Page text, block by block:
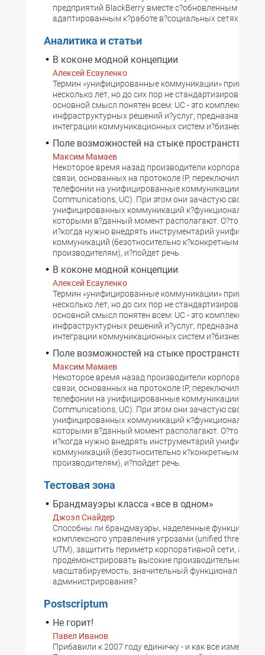
предприятий BlackBerry вместе с?обновленным
адаптированным к?работе в?социальных сетях.
Аналитика и статьи
В коконе модной концепции
Алексей Есауленко
Термин «унифицированные коммуникации»
несколько лет, но до сих пор не стандартизирован.
основной смысл понятен всем: UC - это комплекс
инфраструктурных решений и?услуг,
интеграции коммуникационных систем и?бизнес-
Поле возможностей на стыке пространств
Максим Мамаев
Некоторое время назад производители
связи, основанных на протоколе IP, переключили
телефонии на унифицированные коммуникации
Communications, UC). При этом они зачастую сводят
унифицированных коммуникаций к?функционалу
которыми в?данный момент располагают. О?том,
и?когда нужно внедрять инструментарий
коммуникаций (безотносительно к?конкретным
производителям), и?пойдет речь.
В коконе модной концепции
Алексей Есауленко
Термин «унифицированные коммуникации»
несколько лет, но до сих пор не стандартизирован.
основной смысл понятен всем: UC - это комплекс
инфраструктурных решений и?услуг,
интеграции коммуникационных систем и?бизнес-
Поле возможностей на стыке пространств
Максим Мамаев
Некоторое время назад производители
связи, основанных на протоколе IP, переключили
телефонии на унифицированные коммуникации
Communications, UC). При этом они зачастую сводят
унифицированных коммуникаций к?функционалу
которыми в?данный момент располагают. О?том,
и?когда нужно внедрять инструментарий
коммуникаций (безотносительно к?конкретным
производителям), и?пойдет речь.
Тестовая зона
Брандмауэры класса «все в одном»
Джоэл Снайдер
Способны ли брандмауэры, наделенные функциями
комплексного управления угрозами (unified threat-
UTM), защитить периметр корпоративной сети,
продемонстрировать высокие производительность и?
масштабируемость, значительный функционал
администрирования?
Postscriptum
Не горит!
Павел Иванов
Прибавили к 2007 году единичку - и как все